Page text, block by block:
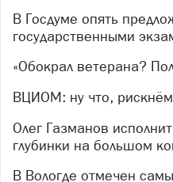
В Госдуме опять предложили заменить ЕГЭ
государственными
«Обокрал ветерана?
ВЦИОМ: ну что,
Олег Газманов исполнит песни из вологодской
глубинки на большом
В Вологде отмечен самый высокий по стране